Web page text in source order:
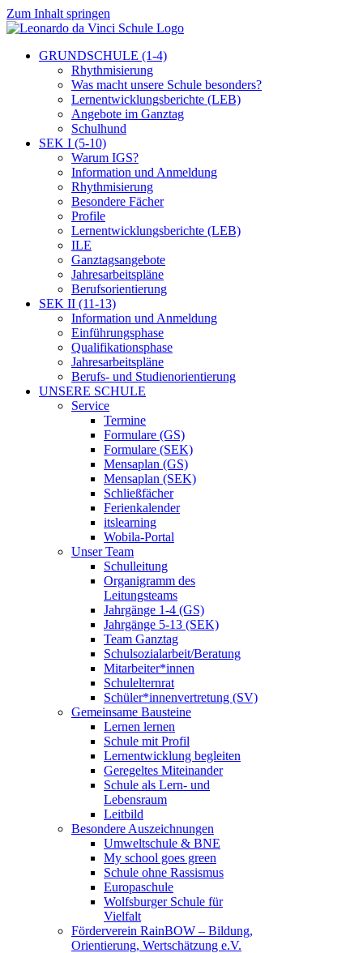
Zum Inhalt springen
GRUNDSCHULE (1-4)
Rhythmisierung
Was macht unsere Schule besonders?
Lernentwicklungsberichte (LEB)
Angebote im Ganztag
Schulhund
SEK I (5-10)
Warum IGS?
Information und Anmeldung
Rhythmisierung
Besondere Fächer
Profile
Lernentwicklungsberichte (LEB)
ILE
Ganztagsangebote
Jahresarbeitspläne
Berufsorientierung
SEK II (11-13)
Information und Anmeldung
Einführungsphase
Qualifikationsphase
Jahresarbeitspläne
Berufs- und Studienorientierung
UNSERE SCHULE
Service
Termine
Formulare (GS)
Formulare (SEK)
Mensaplan (GS)
Mensaplan (SEK)
Schließfächer
Ferienkalender
itslearning
Wobila-Portal
Unser Team
Schulleitung
Organigramm des
Leitungsteams
Jahrgänge 1-4 (GS)
Jahrgänge 5-13 (SEK)
Team Ganztag
Schulsozialarbeit/Beratung
Mitarbeiter*innen
Schulelternrat
Schüler*innenvertretung (SV)
Gemeinsame Bausteine
Lernen lernen
Schule mit Profil
Lernentwicklung begleiten
Geregeltes Miteinander
Schule als Lern- und
Lebensraum
Leitbild
Besondere Auszeichnungen
Umweltschule & BNE
My school goes green
Schule ohne Rassismus
Europaschule
Wolfsburger Schule für
Vielfalt
Förderverein RainBOW – Bildung,
Orientierung, Wertschätzung e.V.